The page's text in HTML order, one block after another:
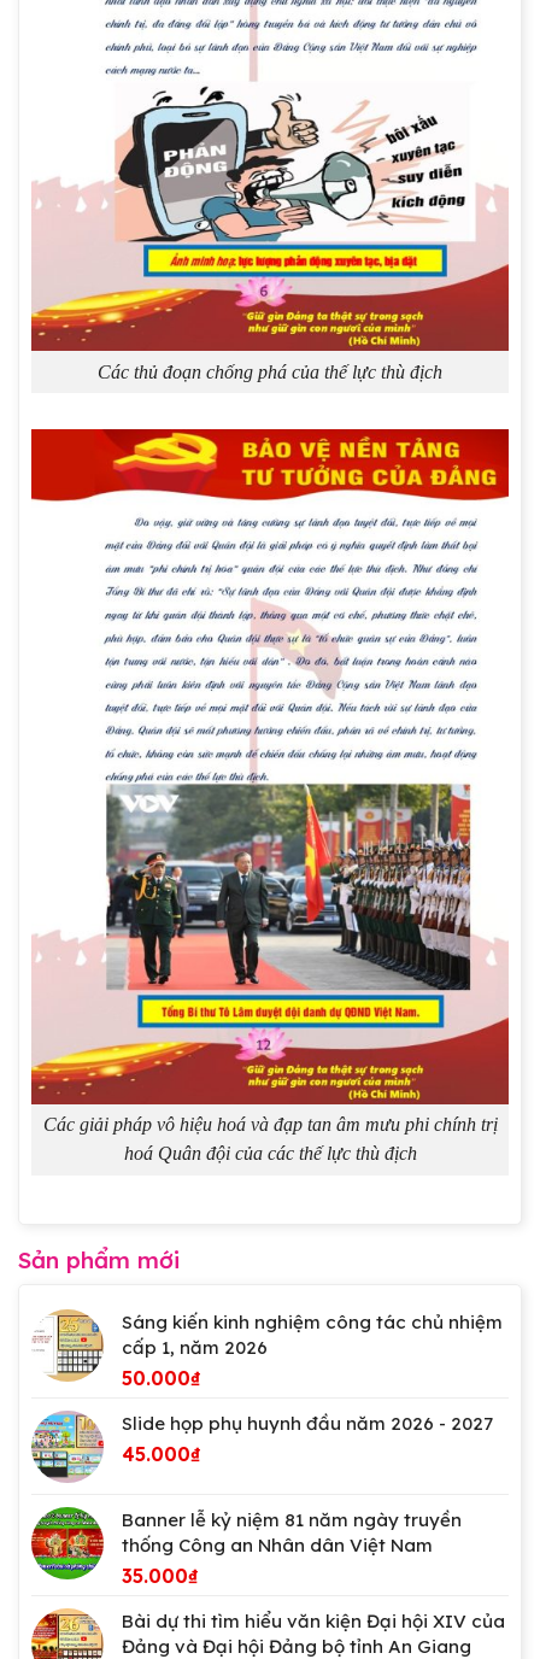
Các thủ đoạn chống phá của thế lực thù địch
Các giải pháp vô hiệu hoá và đạp tan âm mưu phi chính trị
hoá Quân đội của các thế lực thù địch
Sản phẩm mới
Sáng kiến kinh nghiệm công tác chủ nhiệm
cấp 1, năm 2026
50.000₫
Slide họp phụ huynh đầu năm 2026 - 2027
45.000₫
Banner lễ kỷ niệm 81 năm ngày truyền
thống Công an Nhân dân Việt Nam
35.000₫
Bài dự thi tìm hiểu văn kiện Đại hội XIV của
Đảng và Đại hội Đảng bộ tỉnh An Giang